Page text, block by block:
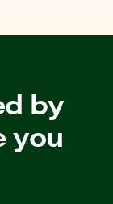
by
you